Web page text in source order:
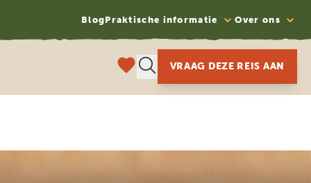
BlogPraktische informatie Over ons
VRAAG DEZE REIS AAN